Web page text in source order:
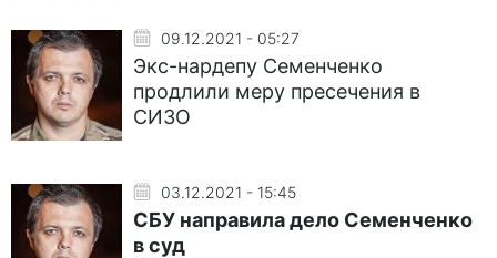
09.12.2021 - 05:27
Экс-нардепу Семенченко
продлили меру пресечения в
СИЗО
03.12.2021 - 15:45
СБУ направила дело Семенченко
в суд